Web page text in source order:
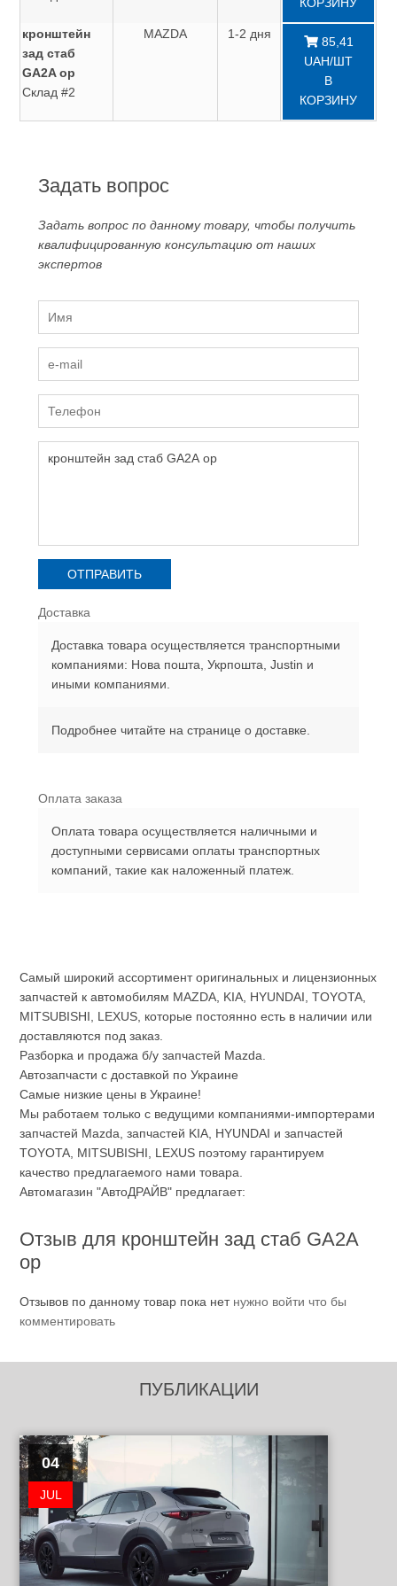
кронштейн
зад стаб
GA2A ор
Склад #2
MAZDA 1-2 дня
85,41
UAH/ШТ
В
КОРЗИНУ
Задать вопрос
Задать вопрос по данному товару, чтобы получить
квалифицированную консультацию от наших
экспертов
Доставка
Доставка товара осуществляется транспортными
компаниями: Нова пошта, Укрпошта, Justin и
иными компаниями.
Подробнее читайте на странице о доставке.
Оплата заказа
Оплата товара осуществляется наличными и
доступными сервисами оплаты транспортных
компаний, такие как наложенный платеж.
Самый широкий ассортимент оригинальных и лицензионных
запчастей к автомобилям MAZDA, KIA, HYUNDAI, TOYOTA,
MITSUBISHI, LEXUS, которые постоянно есть в наличии или
доставляются под заказ.
Разборка и продажа б/у запчастей Mazda.
Автозапчасти с доставкой по Украине
Самые низкие цены в Украине!
Мы работаем только с ведущими компаниями-импортерами
запчастей Mazda, запчастей KIA, HYUNDAI и запчастей
TOYOTA, MITSUBISHI, LEXUS поэтому гарантируем
качество предлагаемого нами товара.
Автомагазин "АвтоДРАЙВ" предлагает:
Отзыв для кронштейн зад стаб GA2A
ор
Отзывов по данному товар пока нет нужно войти что бы
комментировать
ПУБЛИКАЦИИ
04
JUL